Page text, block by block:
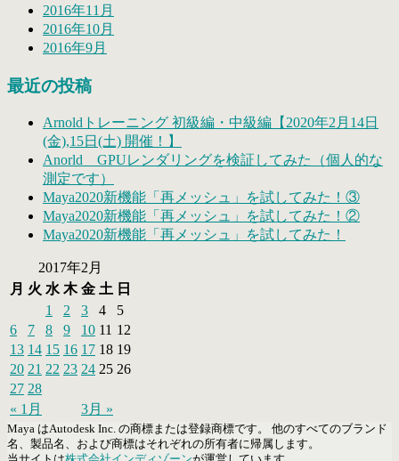
2016年11月
2016年10月
2016年9月
最近の投稿
Arnoldトレーニング 初級編・中級編【2020年2月14日
(金),15日(土) 開催！】
Anorld GPUレンダリングを検証してみた（個人的な
測定です）
Maya2020新機能「再メッシュ」を試してみた！③
Maya2020新機能「再メッシュ」を試してみた！②
Maya2020新機能「再メッシュ」を試してみた！
2017年2月
月 火 水 木 金 土 日
« 1月 3月 »
1 2 3 4
5
6
7 8 9 10 11 12
13 14 15 16 17 18 19
20 21 22 23 24 25 26
27 28
Maya はAutodesk Inc. の商標または登録商標です。 他のすべてのブランド
名、製品名、および商標はそれぞれの所有者に帰属します。